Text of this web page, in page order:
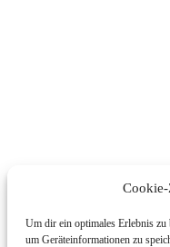
Um dir ein optimales Erlebnis
um Geräteinformationen zu